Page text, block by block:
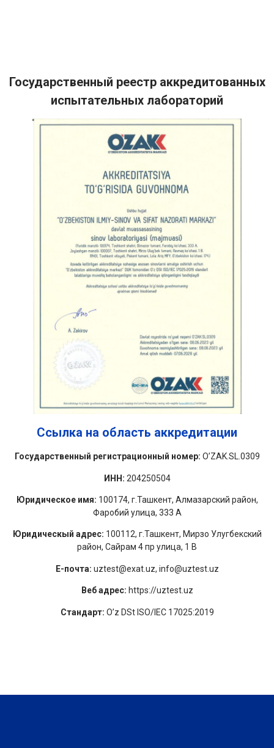
Государственный реестр аккредитованных
испытательных лабораторий
Ссылка на область аккредитации
Государственный регистрационный номер: O’ZAK.SL.0309
ИНН: 204250504
Юридическое имя: 100174, г.Ташкент, Алмазарский район,
Фаробий улица, 333 A
Юридическый адрес: 100112, г.Ташкент, Мирзо Улугбекский
район, Сайрам 4 пр улица, 1 B
E-почта: uztest@exat.uz, info@uztest.uz
Веб адрес: https://uztest.uz
Стандарт: O’z DSt ISO/IEC 17025:2019